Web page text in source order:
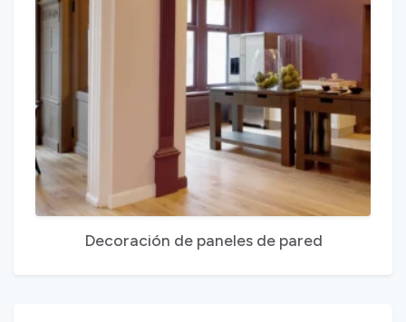
Decoración de paneles de pared